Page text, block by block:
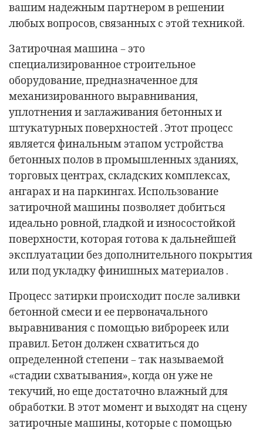
вашим надежным партнером в решении
любых вопросов, связанных с этой техникой.
Затирочная машина – это
специализированное строительное
оборудование, предназначенное для
механизированного выравнивания,
уплотнения и заглаживания бетонных и
штукатурных поверхностей . Этот процесс
является финальным этапом устройства
бетонных полов в промышленных зданиях,
торговых центрах, складских комплексах,
ангарах и на паркингах. Использование
затирочной машины позволяет добиться
идеально ровной, гладкой и износостойкой
поверхности, которая готова к дальнейшей
эксплуатации без дополнительного покрытия
или под укладку финишных материалов .
Процесс затирки происходит после заливки
бетонной смеси и ее первоначального
выравнивания с помощью виброреек или
правил. Бетон должен схватиться до
определенной степени – так называемой
«стадии схватывания», когда он уже не
текучий, но еще достаточно влажный для
обработки. В этот момент и выходят на сцену
затирочные машины, которые с помощью